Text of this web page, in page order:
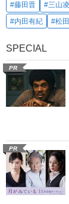
#藤田晋 #三山
#内田有紀
#松
SPECIAL
PR
PR